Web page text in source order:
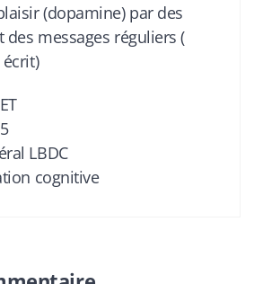
(dopamine) par des
messages réguliers (
LBDC
cognitive